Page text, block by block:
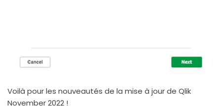
Voilà pour les nouveautés de la mise à jour de Qlik
November 2022 !